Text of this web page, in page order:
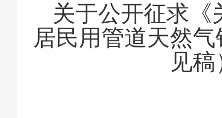
关于公开征求《
居民用管道天然
见